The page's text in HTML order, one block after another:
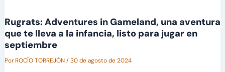
Rugrats: Adventures in Gameland, una aventura
que te lleva a la infancia, listo para jugar en
septiembre
PorROCÍO TORREJÓN/30 de agosto de 2024